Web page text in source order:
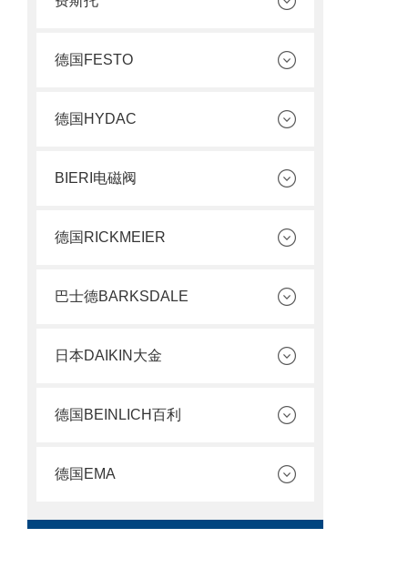
德国FESTO
德国HYDAC
BIERI电磁阀
德国RICKMEIER
巴士德BARKSDALE
日本DAIKIN大金
德国BEINLICH百利
德国EMA